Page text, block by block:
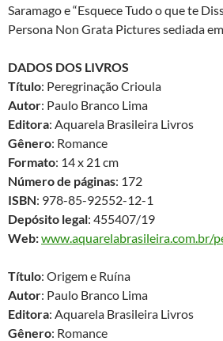
Saramago e “Esquece Tudo o que te
Persona Non Grata Pictures sediada
DADOS DOS LIVROS
Título: Peregrinação Crioula
Autor: Paulo Branco Lima
Editora: Aquarela Brasileira Livros
Gênero: Romance
Formato: 14 x 21 cm
Número de páginas: 172
ISBN: 978-85-92552-12-1
Depósito legal: 455407/19
Web:www.aquarelabrasileira.com.br/
Título: Origem e Ruína
Autor: Paulo Branco Lima
Editora: Aquarela Brasileira Livros
Gênero: Romance